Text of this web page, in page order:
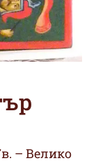
– Велико